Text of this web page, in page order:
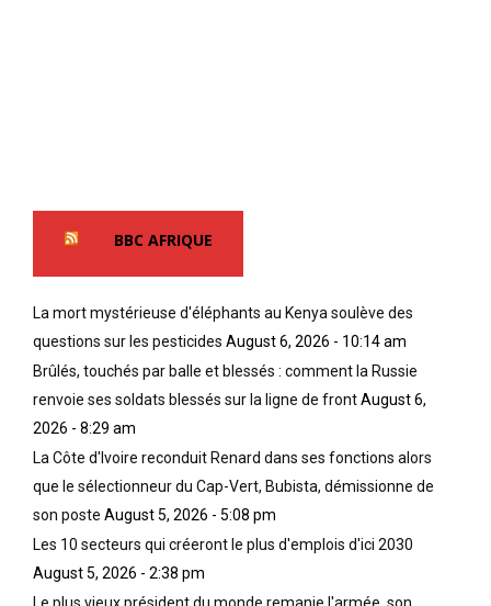
BBC AFRIQUE
La mort mystérieuse d'éléphants au Kenya soulève des
questions sur les pesticides August 6, 2026 - 10:14 am
Brûlés, touchés par balle et blessés : comment la Russie
renvoie ses soldats blessés sur la ligne de frontAugust 6,
2026 - 8:29 am
La Côte d'Ivoire reconduit Renard dans ses fonctions alors
que le sélectionneur du Cap-Vert, Bubista, démissionne de
son poste August 5, 2026 - 5:08 pm
Les 10 secteurs qui créeront le plus d'emplois d'ici 2030
August 5, 2026 - 2:38 pm
Le plus vieux président du monde remanie l'armée, son